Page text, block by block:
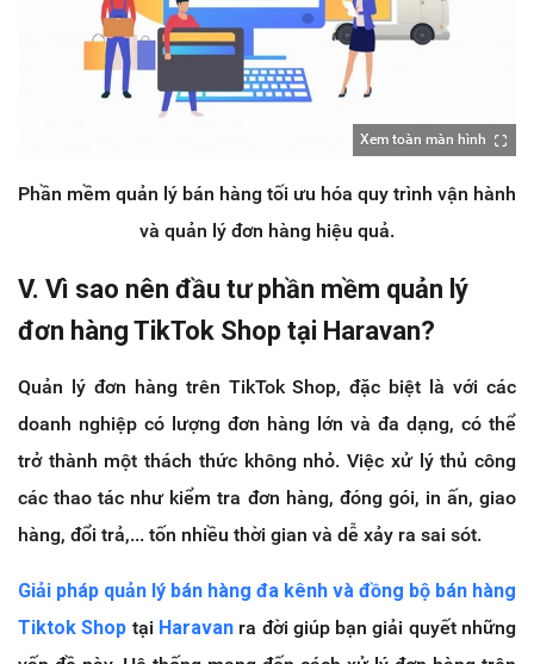
Xem toàn màn hình
Phần mềm quản lý bán hàng tối ưu hóa quy trình vận hành
và quản lý đơn hàng hiệu quả.
V. Vì sao nên đầu tư phần mềm quản lý
đơn hàng TikTok Shop tại Haravan?
Quản lý đơn hàng trên TikTok Shop, đặc biệt là với các
doanh nghiệp có lượng đơn hàng lớn và đa dạng, có thể
trở thành một thách thức không nhỏ. Việc xử lý thủ công
các thao tác như kiểm tra đơn hàng, đóng gói, in ấn, giao
hàng, đổi trả,... tốn nhiều thời gian và dễ xảy ra sai sót.
Giải pháp quản lý bán hàng đa kênh và đồng bộ bán hàng
Tiktok Shop tại Haravanra đời giúp bạn giải quyết những